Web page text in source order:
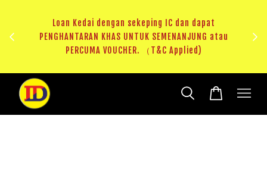
RM20 Voucher Khas untuk sparepart atau accessories